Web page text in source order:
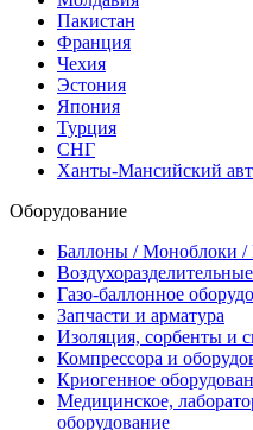
Пакистан
Франция
Чехия
Эстония
Япония
Турция
СНГ
Ханты-Мансийский
Оборудование
Баллоны / Моноблоки /
Газо-баллонное
Запчасти и арматура
Изоляция, сорбенты и
Компрессора и
Криогенное
Медицинское,
оборудование